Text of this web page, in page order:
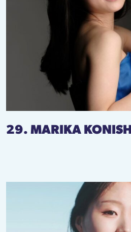
29. MARIKA KONISHI